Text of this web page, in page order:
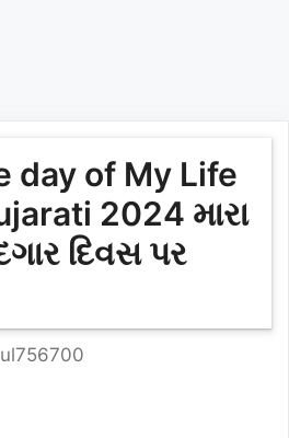
day of My Life
2024 મારા
દિવસ પર